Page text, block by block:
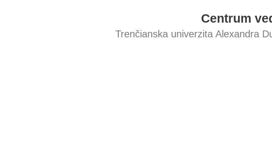
Centrum
Trenčianska univerzita Alexandra